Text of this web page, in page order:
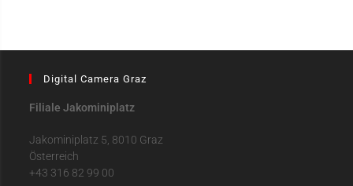
Digital Camera Graz
Filiale Jakominiplatz
Jakominiplatz 5, 8010 Graz
Österreich
+43 316 82 99 00